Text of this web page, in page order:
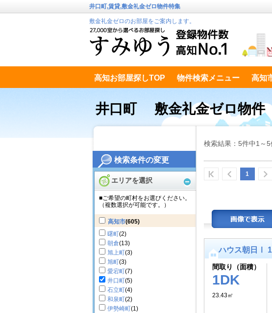
検索条件の変更
エリアを選択
■ご希望の町村をお選びください。
（複数選択が可能です。）
高知市(605)
曙町(2)
朝倉(13)
旭上町(3)
旭町(3)
愛宕町(7)
井口町(5)
石立町(4)
和泉町(2)
伊勢崎町(1)
井口町,賃貸,敷金礼金ゼロ物件特集
敷金礼金ゼロのお部屋をご案内します。
高知お部屋探しTOP 物件検索メニュー 高知
高知市南エリア テキストデータ
井口町 敷金礼金ゼロ物件
検索結果：5件中1～
1
ハウス朝日Ⅰ
間取り（面積）
1DK
23.43㎡